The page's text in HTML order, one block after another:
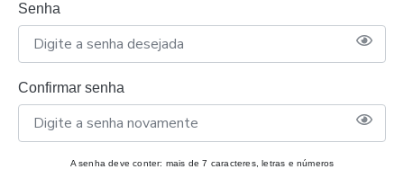
Senha
Confirmar senha
A senha deve conter: mais de 7 caracteres, letras e números